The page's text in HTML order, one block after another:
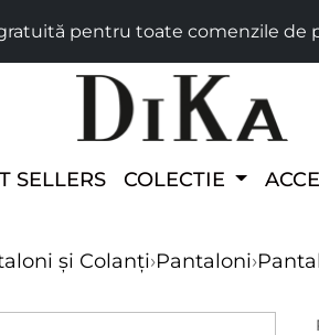
pentru toate comenzile de
SELLERS COLECTIE
și Colanți›Pantaloni›